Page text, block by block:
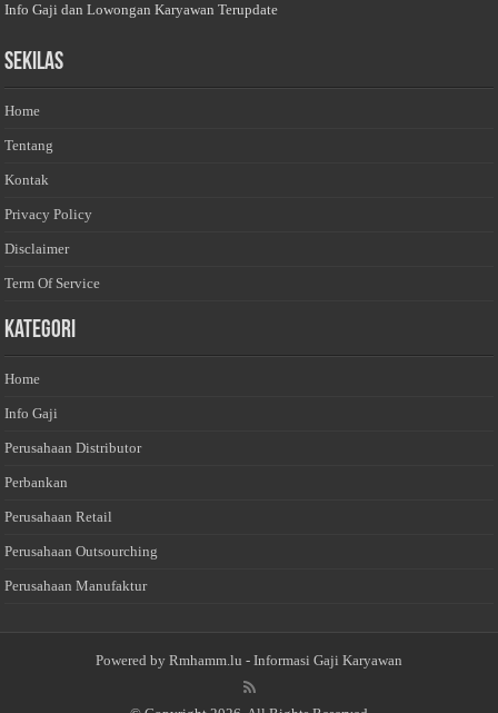
Info Gaji dan Lowongan Karyawan Terupdate
Sekilas
Home
Tentang
Kontak
Privacy Policy
Disclaimer
Term Of Service
Kategori
Home
Info Gaji
Perusahaan Distributor
Perbankan
Perusahaan Retail
Perusahaan Outsourching
Perusahaan Manufaktur
Powered by Rmhamm.lu - Informasi Gaji Karyawan